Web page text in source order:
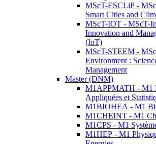
MScT-ESCLiP -
Smart Cities and
MScT-IOT - MScT-
Innovation and
(IoT)
MScT-STEEM -
Environment :
Management
Master (DNM)
M1APPMATH - M1
Appliquées et
M1BIOHEA - M1
M1CHEINT - M1
M1CPS - M1
M1HEP - M1